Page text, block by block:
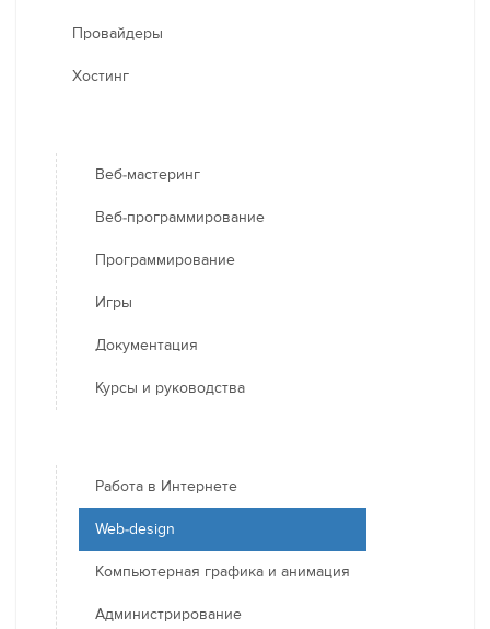
Провайдеры
Хостинг
Веб-мастеринг
Веб-программирование
Программирование
Игры
Документация
Курсы и руководства
Работа в Интернете
Web-design
Компьютерная графика и анимация
Администрирование